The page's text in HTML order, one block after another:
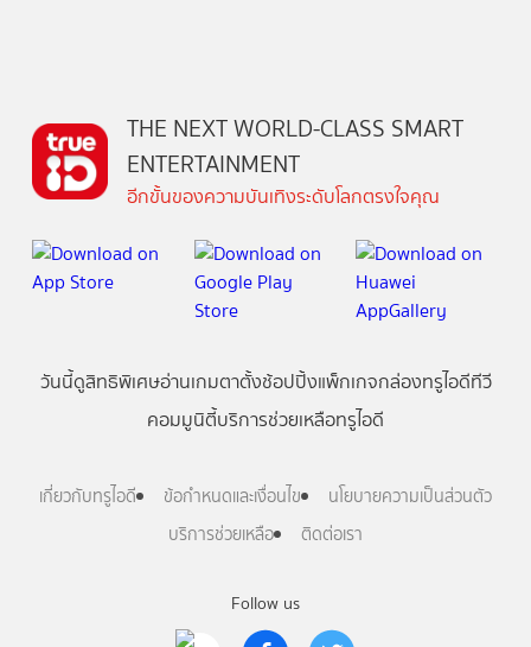
Follow us
THE NEXT WORLD-CLASS SMART
ENTERTAINMENT
อีกขั้นของความบันเทิงระดับโลกตรงใจคุณ
วันนี้ดูสิทธิพิเศษอ่านเกมตาตั้งช้อปปิ้งแพ็กเกจกล่องทรูไอดีทีวี
คอมมูนิตี้บริการช่วยเหลือทรูไอดี
เกี่ยวกับทรูไอดี ข้อกำหนดและเงื่อนไข
นโยบายความเป็นส่วนตัว
บริการช่วยเหลือ
ติดต่อเรา